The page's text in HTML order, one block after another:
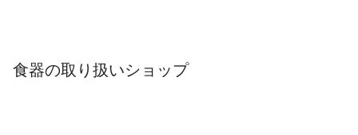
食器の取り扱いショップ